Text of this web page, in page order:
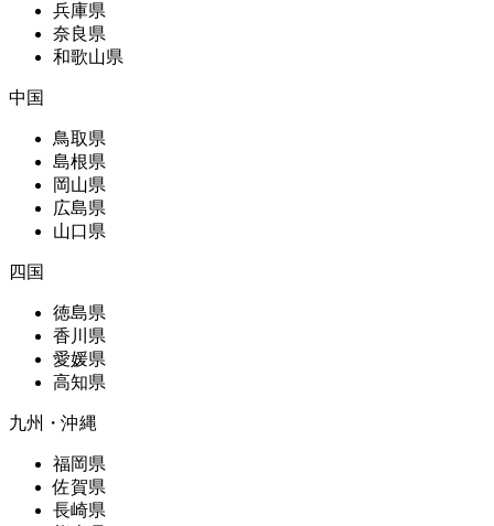
兵庫県
奈良県
和歌山県
中国
鳥取県
島根県
岡山県
広島県
山口県
四国
徳島県
香川県
愛媛県
高知県
九州・沖縄
福岡県
佐賀県
長崎県